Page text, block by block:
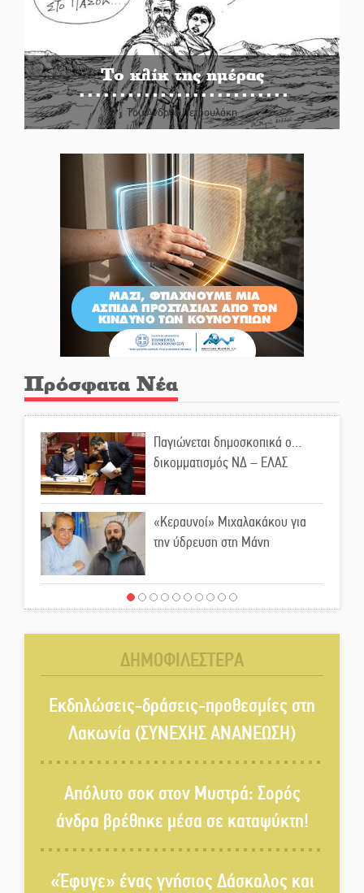
Το κλίκ της ημέρας
Του Ανδρέα Πετρουλάκη
Πρόσφατα Νέα
Παγιώνεται δημοσκοπικά ο…
δικομματισμός ΝΔ – ΕΛΑΣ
«Κεραυνοί» Μιχαλακάκου για
την ύδρευση στη Μάνη
Παρουσιάστηκε το βιβλίο
Στο κάδρο καταγγελιών Τατούλη
ο Σταύρος Αργειτάκος
Τα «Άνθη της Πέτρας» τίμησαν
τον Γ. Γιαξόγλου
ΔΗΜΟΦΙΛΕΣΤΕΡΑ
Εκδηλώσεις-δράσεις-προθεσμίες στη
Λακωνία (ΣΥΝΕΧΗΣ ΑΝΑΝΕΩΣΗ)
Απόλυτο σοκ στον Μυστρά: Σορός
άνδρα βρέθηκε μέσα σε καταψύκτη!
«Έφυγε» ένας γνήσιος Δάσκαλος και